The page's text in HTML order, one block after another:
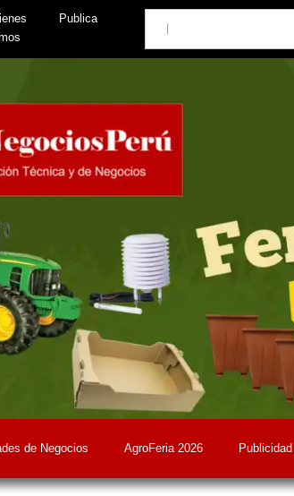
Publica
de Negocios AgroFeria 2026 Publicidad